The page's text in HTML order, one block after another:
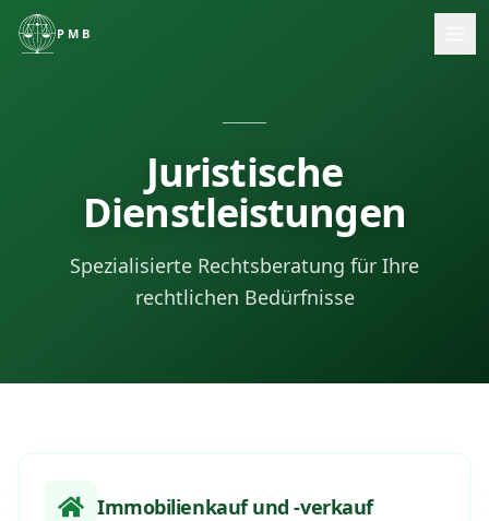
PMB
Dienstleistungen
Kontakt
Juristische
Dienstleistungen
Spezialisierte Rechtsberatung für Ihre
rechtlichen Bedürfnisse
Immobilienkauf und -verkauf